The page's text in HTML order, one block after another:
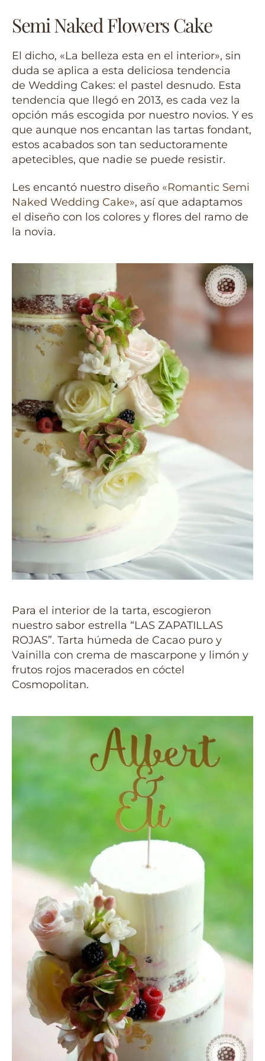
Semi Naked Flowers Cake
El dicho, «La belleza esta en el interior», sin
duda se aplica a esta deliciosa tendencia
de Wedding Cakes: el pastel desnudo. Esta
tendencia que llegó en 2013, es cada vez la
opción más escogida por nuestro novios. Y es
que aunque nos encantan las tartas fondant,
estos acabados son tan seductoramente
apetecibles, que nadie se puede resistir.
Les encantó nuestro diseño «Romantic Semi
Naked Wedding Cake», así que adaptamos
el diseño con los colores y flores del ramo de
la novia.
Para el interior de la tarta, escogieron
nuestro sabor estrella “LAS ZAPATILLAS
ROJAS”. Tarta húmeda de Cacao puro y
Vainilla con crema de mascarpone y limón y
frutos rojos macerados en cóctel
Cosmopolitan.